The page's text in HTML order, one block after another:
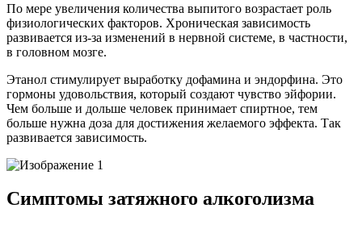
По мере увеличения количества выпитого возрастает роль
физиологических факторов. Хроническая зависимость
развивается из-за изменений в нервной системе, в частности,
в головном мозге.
Этанол стимулирует выработку дофамина и эндорфина. Это
гормоны удовольствия, который создают чувство эйфории.
Чем больше и дольше человек принимает спиртное, тем
больше нужна доза для достижения желаемого эффекта. Так
развивается зависимость.
Симптомы затяжного алкоголизма